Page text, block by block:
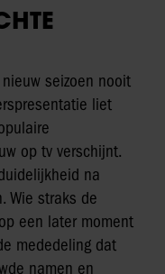
seizoen nooit
liet
op tv verschijnt.
na
Wie straks de
een later moment
mededeling dat
namen en